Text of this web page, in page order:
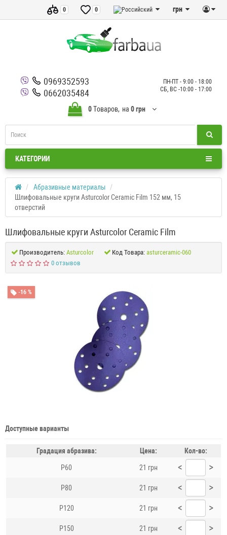
грн
0
0
0969352593
0662035484
ПН-ПТ - 9:00 - 18:00
СБ, ВС -10:00 - 17:00
0Tоваров, на 0 грн
КАТЕГОРИИ
Абразивные материалы
Шлифовальные круги Asturcolor Ceramic Film 152 мм, 15
отверстий
Шлифовальные круги Asturcolor Ceramic Film
Производитель: Asturcolor Код Товара: asturceramic-060
0 отзывов
-16 %
Доступные варианты
Градация абразива: Цена: Кол-во:
P60 21 грн < >
P80 21 грн < >
P120 21 грн < >
P150 21 грн < >